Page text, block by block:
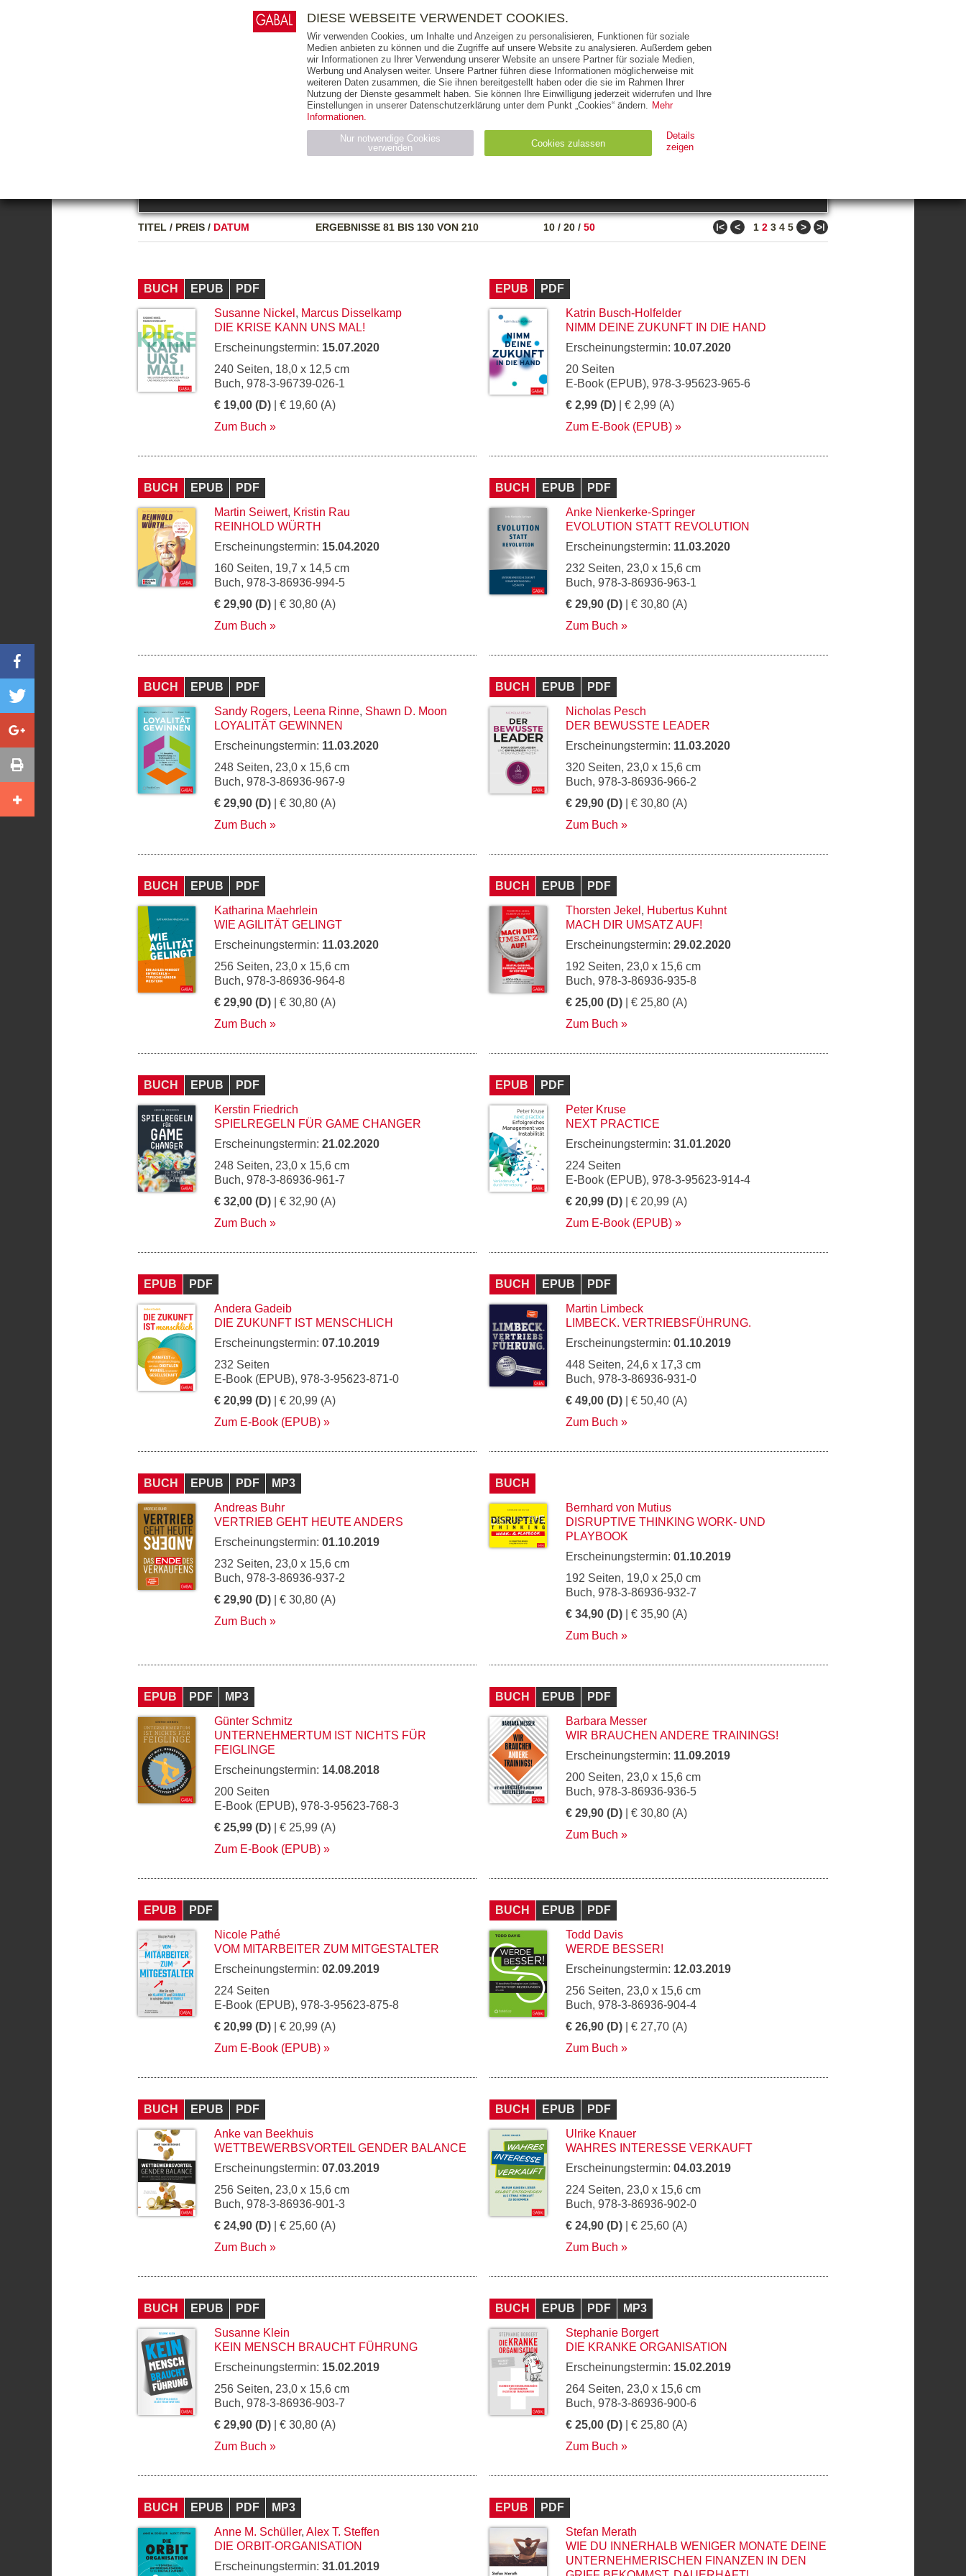
AUSGABEART AUS DER REIHE ZUM THEMA
TITEL / PREIS / DATUM ERGEBNISSE81 BIS 130 VON 210 10 / 20 / 50 ǀ< < 1 2 3 4 5 > >ǀ
BUCH EPUB
PDF
Susanne Nickel , Marcus Disselkamp
DIE KRISE KANN UNS MAL!
Erscheinungstermin: 15.07.2020
240 Seiten, 18,0 x 12,5 cm
Buch, 978-3-96739-026-1
€ 19,00 (D) | € 19,60 (A)
Zum Buch
EPUB
PDF
Katrin Busch-Holfelder
NIMM DEINE ZUKUNFT IN DIE HAND
Erscheinungstermin: 10.07.2020
20 Seiten
E-Book (EPUB), 978-3-95623-965-6
€ 2,99 (D) | € 2,99 (A)
Zum E-Book (EPUB)
BUCH EPUB
PDF
Martin Seiwert, Kristin Rau
REINHOLD WÜRTH
Erscheinungstermin: 15.04.2020
160 Seiten, 19,7 x 14,5 cm
Buch, 978-3-86936-994-5
€ 29,90 (D) | € 30,80 (A)
Zum Buch
BUCH EPUB
PDF
Anke Nienkerke-Springer
EVOLUTION STATT REVOLUTION
Erscheinungstermin: 11.03.2020
232 Seiten, 23,0 x 15,6 cm
Buch, 978-3-86936-963-1
€ 29,90 (D) | € 30,80 (A)
Zum Buch
BUCH EPUB
PDF
Sandy Rogers, Leena Rinne, Shawn D. Moon
LOYALITÄT GEWINNEN
Erscheinungstermin: 11.03.2020
248 Seiten, 23,0 x 15,6 cm
Buch, 978-3-86936-967-9
€ 29,90 (D) | € 30,80 (A)
Zum Buch
BUCH EPUB
PDF
Nicholas Pesch
DER BEWUSSTE LEADER
Erscheinungstermin: 11.03.2020
320 Seiten, 23,0 x 15,6 cm
Buch, 978-3-86936-966-2
€ 29,90 (D) | € 30,80 (A)
Zum Buch
BUCH EPUB
PDF
Katharina Maehrlein
WIE AGILITÄT GELINGT
Erscheinungstermin: 11.03.2020
256 Seiten, 23,0 x 15,6 cm
Buch, 978-3-86936-964-8
€ 29,90 (D) | € 30,80 (A)
Zum Buch
BUCH EPUB
PDF
Thorsten Jekel , Hubertus Kuhnt
MACH DIR UMSATZ AUF!
Erscheinungstermin: 29.02.2020
192 Seiten, 23,0 x 15,6 cm
Buch, 978-3-86936-935-8
€ 25,00 (D) | € 25,80 (A)
Zum Buch
BUCH EPUB
PDF
Kerstin Friedrich
SPIELREGELN FÜR GAME CHANGER
Erscheinungstermin: 21.02.2020
248 Seiten, 23,0 x 15,6 cm
Buch, 978-3-86936-961-7
€ 32,00 (D) | € 32,90 (A)
Zum Buch
EPUB
PDF
Peter Kruse
NEXT PRACTICE
Erscheinungstermin: 31.01.2020
224 Seiten
E-Book (EPUB), 978-3-95623-914-4
€ 20,99 (D) | € 20,99 (A)
Zum E-Book (EPUB)
EPUB
PDF
Andera Gadeib
DIE ZUKUNFT IST MENSCHLICH
Erscheinungstermin: 07.10.2019
232 Seiten
E-Book (EPUB), 978-3-95623-871-0
€ 20,99 (D) | € 20,99 (A)
Zum E-Book (EPUB)
BUCH EPUB
PDF
Martin Limbeck
LIMBECK. VERTRIEBSFÜHRUNG.
Erscheinungstermin: 01.10.2019
448 Seiten, 24,6 x 17,3 cm
Buch, 978-3-86936-931-0
€ 49,00 (D) | € 50,40 (A)
Zum Buch
BUCH EPUB PDF
MP3
Andreas Buhr
VERTRIEB GEHT HEUTE ANDERS
Erscheinungstermin: 01.10.2019
232 Seiten, 23,0 x 15,6 cm
Buch, 978-3-86936-937-2
€ 29,90 (D) | € 30,80 (A)
Zum Buch
BUCH
Bernhard von Mutius
DISRUPTIVE THINKING WORK- UND
PLAYBOOK
Erscheinungstermin: 01.10.2019
192 Seiten, 19,0 x 25,0 cm
Buch, 978-3-86936-932-7
€ 34,90 (D) | € 35,90 (A)
Zum Buch
EPUB PDF
MP3
Günter Schmitz
UNTERNEHMERTUM IST NICHTS FÜR
FEIGLINGE
Erscheinungstermin: 14.08.2018
200 Seiten
E-Book (EPUB), 978-3-95623-768-3
€ 25,99 (D) | € 25,99 (A)
Zum E-Book (EPUB)
BUCH EPUB
PDF
Barbara Messer
WIR BRAUCHEN ANDERE TRAININGS!
Erscheinungstermin: 11.09.2019
200 Seiten, 23,0 x 15,6 cm
Buch, 978-3-86936-936-5
€ 29,90 (D) | € 30,80 (A)
Zum Buch
EPUB
PDF
Nicole Pathé
VOM MITARBEITER ZUM MITGESTALTER
Erscheinungstermin: 02.09.2019
224 Seiten
E-Book (EPUB), 978-3-95623-875-8
€ 20,99 (D) | € 20,99 (A)
Zum E-Book (EPUB)
BUCH EPUB
PDF
Todd Davis
WERDE BESSER!
Erscheinungstermin: 12.03.2019
256 Seiten, 23,0 x 15,6 cm
Buch, 978-3-86936-904-4
€ 26,90 (D) | € 27,70 (A)
Zum Buch
BUCH EPUB
PDF
Anke van Beekhuis
WETTBEWERBSVORTEIL GENDER BALANCE
Erscheinungstermin: 07.03.2019
256 Seiten, 23,0 x 15,6 cm
Buch, 978-3-86936-901-3
€ 24,90 (D) | € 25,60 (A)
Zum Buch
BUCH EPUB
PDF
Ulrike Knauer
WAHRES INTERESSE VERKAUFT
Erscheinungstermin: 04.03.2019
224 Seiten, 23,0 x 15,6 cm
Buch, 978-3-86936-902-0
€ 24,90 (D) | € 25,60 (A)
Zum Buch
BUCH EPUB
PDF
Susanne Klein
KEIN MENSCH BRAUCHT FÜHRUNG
Erscheinungstermin: 15.02.2019
256 Seiten, 23,0 x 15,6 cm
Buch, 978-3-86936-903-7
€ 29,90 (D) | € 30,80 (A)
Zum Buch
BUCH EPUB PDF
MP3
Stephanie Borgert
DIE KRANKE ORGANISATION
Erscheinungstermin: 15.02.2019
264 Seiten, 23,0 x 15,6 cm
Buch, 978-3-86936-900-6
€ 25,00 (D) | € 25,80 (A)
Zum Buch
BUCH EPUB PDF
MP3
Anne M. Schüller, Alex T. Steffen
DIE ORBIT-ORGANISATION
Erscheinungstermin: 31.01.2019
EPUB
PDF
Stefan Merath
WIE DU INNERHALB WENIGER MONATE DEINE
UNTERNEHMERISCHEN FINANZEN IN DEN
E-BOOKS AUDIO-CDS MP3 NON-BOOKS
THEMEN AUTOREN VERLAG
RIGHTS PRESSE HANDEL FÜR UNTERNEHMEN
DIESE WEBSEITE VERWENDET COOKIES.
Wir verwenden Cookies, um Inhalte und Anzeigen zu personalisieren, Funktionen für soziale
Medien anbieten zu können und die Zugriffe auf unsere Website zu analysieren. Außerdem geben
wir Informationen zu Ihrer Verwendung unserer Website an unsere Partner für soziale Medien,
Werbung und Analysen weiter. Unsere Partner führen diese Informationen möglicherweise mit
weiteren Daten zusammen, die Sie ihnen bereitgestellt haben oder die sie im Rahmen Ihrer
Nutzung der Dienste gesammelt haben. Sie können Ihre Einwilligung jederzeit widerrufen und Ihre
Einstellungen in unserer Datenschutzerklärung unter dem Punkt „Cookies“ ändern. Mehr
Informationen.
Nur notwendige Cookies
verwenden
Cookies zulassen
Details
zeigen
Name Anbieter Zweck Ablauf
Typ
CMS_SESSION_ID
gabal-
Wird für die Speicherung der Benutzer-Session verwendet